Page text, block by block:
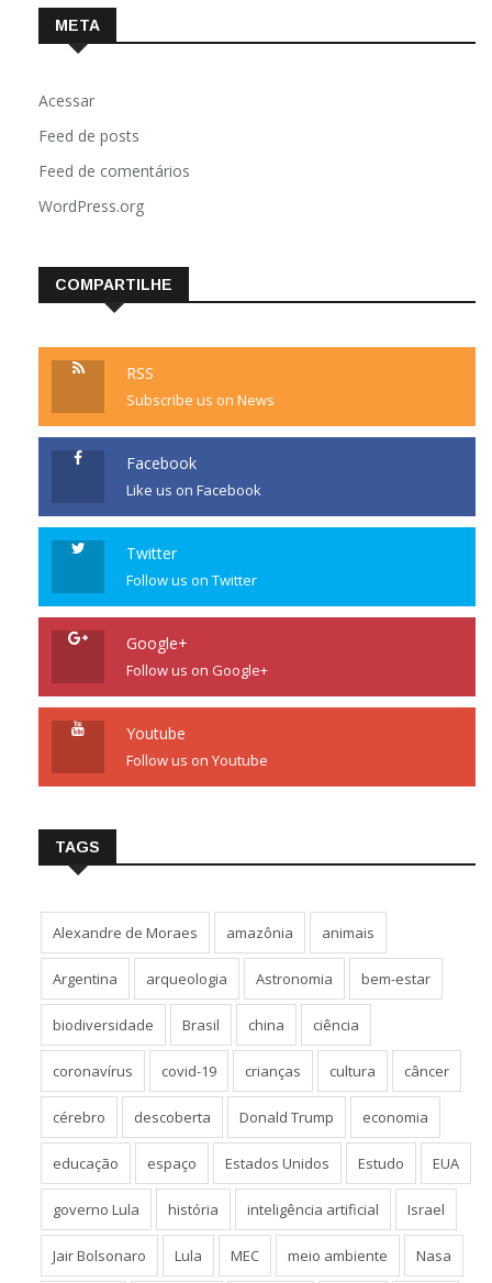
META
Acessar
Feed de posts
Feed de comentários
WordPress.org
COMPARTILHE
RSS
Subscribe us on News
Facebook
Like us on Facebook
Twitter
Follow us on Twitter
Google+
Follow us on Google+
Youtube
Follow us on Youtube
TAGS
Alexandre de Moraes amazônia animais
Argentina arqueologia Astronomia bem-estar
biodiversidade Brasil china ciência
coronavírus covid-19 crianças cultura câncer
cérebro descoberta Donald Trump economia
educação espaço Estados Unidos Estudo EUA
governo Lula história inteligência artificial Israel
Jair Bolsonaro Lula MEC meio ambiente Nasa